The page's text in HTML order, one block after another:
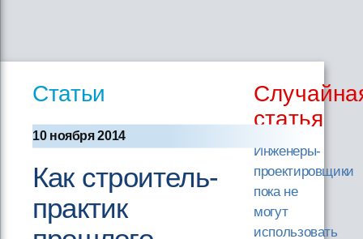
Статьи
10 ноября 2014
Как строитель-
практик
статья
Инженеры-
проектировщики
пока не
могут
использовать